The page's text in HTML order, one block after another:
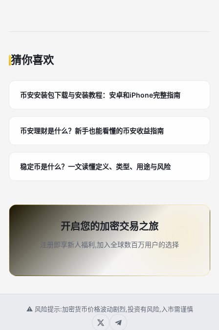
猜你喜欢
币安安装包下载与安装教程：安卓和iPhone完整指南
币安理财是什么？新手也能看懂的币安收益指南
稳定币是什么？一文读懂定义、类型、用途与风险
开启您的加密交易之旅
注册即享新人福利,加入全球数百万用户的选择
⚠ 风险提示:加密货币价格波动剧烈,投资有风险,入市需谨慎